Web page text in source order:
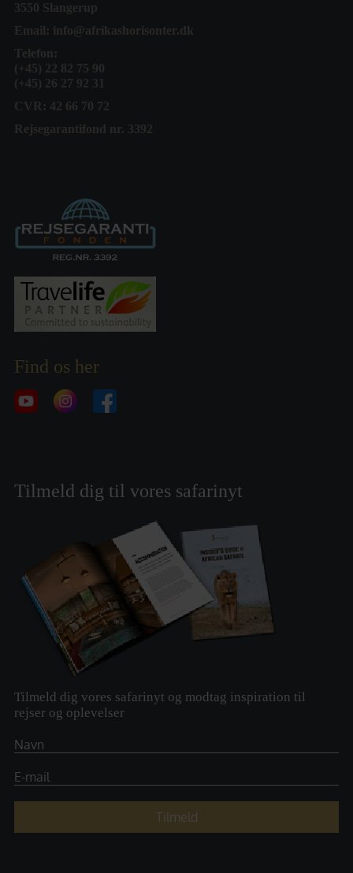
3550 Slangerup
Email: info@afrikashorisonter.dk
Telefon:
(+45) 22 82 75 90
(+45) 26 27 92 31
CVR: 42 66 70 72
Rejsegarantifond nr. 3392
Find os her
Tilmeld dig til vores safarinyt
Tilmeld dig vores safarinyt og modtag inspiration til
rejser og oplevelser